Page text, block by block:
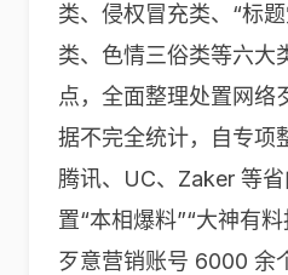
类、侵权冒充类、“标
类、色情三俗类等六大
点，全面整理处置网络
据不完全统计，自专项
腾讯、UC、Zaker 等
置“本相爆料”“大神有
歹意营销账号 6000 余